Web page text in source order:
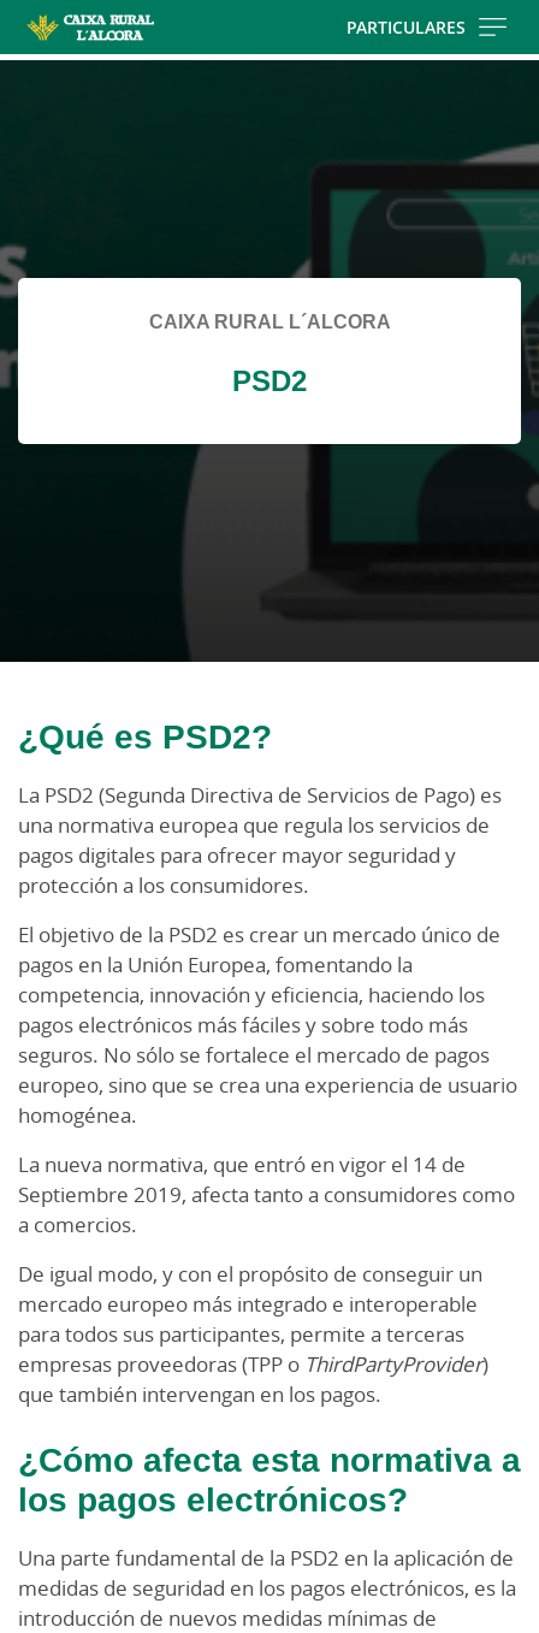
PARTICULARES
CAIXA RURAL L´ALCORA
PSD2
¿Qué es PSD2?
La PSD2 (Segunda Directiva de Servicios de Pago) es
una normativa europea que regula los servicios de
pagos digitales para ofrecer mayor seguridad y
protección a los consumidores.
El objetivo de la PSD2 es crear un mercado único de
pagos en la Unión Europea, fomentando la
competencia, innovación y eficiencia, haciendo los
pagos electrónicos más fáciles y sobre todo más
seguros. No sólo se fortalece el mercado de pagos
europeo, sino que se crea una experiencia de usuario
homogénea.
La nueva normativa, que entró en vigor el 14 de
Septiembre 2019, afecta tanto a consumidores como
a comercios.
De igual modo, y con el propósito de conseguir un
mercado europeo más integrado e interoperable
para todos sus participantes, permite a terceras
empresas proveedoras (TPP o ThirdPartyProvider)
que también intervengan en los pagos.
¿Cómo afecta esta normativa a
los pagos electrónicos?
Una parte fundamental de la PSD2 en la aplicación de
medidas de seguridad en los pagos electrónicos, es la
introducción de nuevos medidas mínimas de